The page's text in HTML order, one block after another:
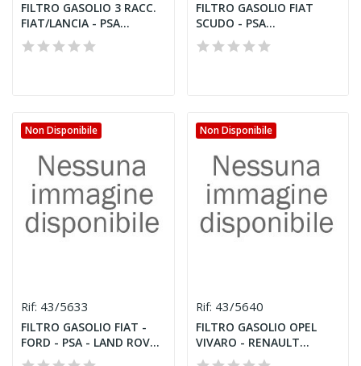
FILTRO GASOLIO 3 RACC.
FIAT/LANCIA - PSA...
FILTRO GASOLIO FIAT
SCUDO - PSA
JUMPY/EXPERT...
Non Disponibile
Rif: 43/5633
FILTRO GASOLIO FIAT -
FORD - PSA - LAND ROVER
2.2D
Non Disponibile
Rif: 43/5640
FILTRO GASOLIO OPEL
VIVARO - RENAULT
MASTER...